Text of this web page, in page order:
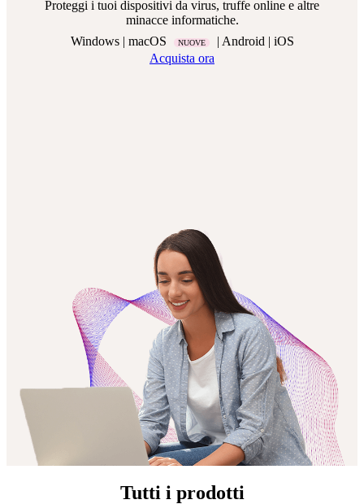
Proteggi i tuoi dispositivi da virus, truffe online e altre
minacce informatiche.
Windows | macOS
NUOVE
| Android | iOS
Acquista ora
Tutti i prodotti